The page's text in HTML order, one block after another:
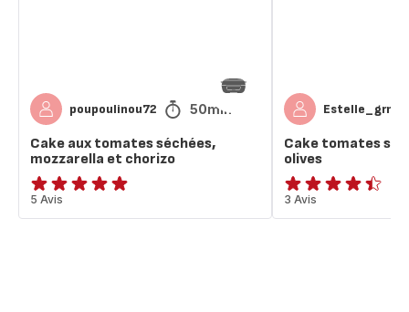
poupoulinou72 50min
Cake aux tomates séchées,
mozzarella et chorizo
Avis
5
5 Avis
Estelle_grn
Cake tomates
olives
ratings.4.4
3 Avis